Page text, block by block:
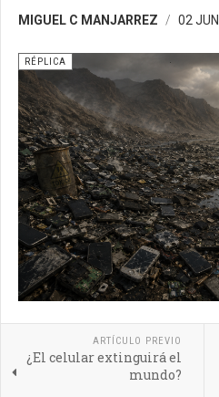
MIGUEL C MANJARREZ 02
RÉPLICA
ARTÍCULO PREVIO
¿El celular extinguirá el
mundo?